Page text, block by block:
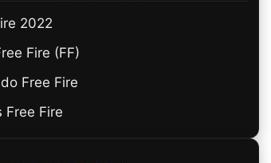
2022
Fire (FF)
Free Fire
Free Fire